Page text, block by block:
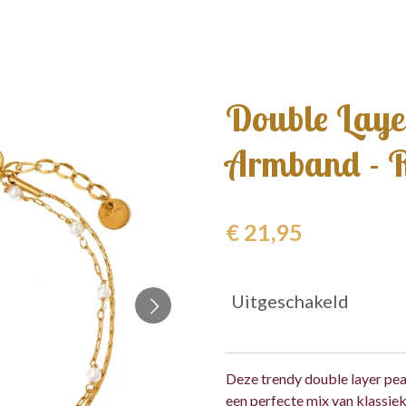
Double
Armband -
€ 21,95
Uitgeschakeld
Deze trendy double layer
een perfecte mix van